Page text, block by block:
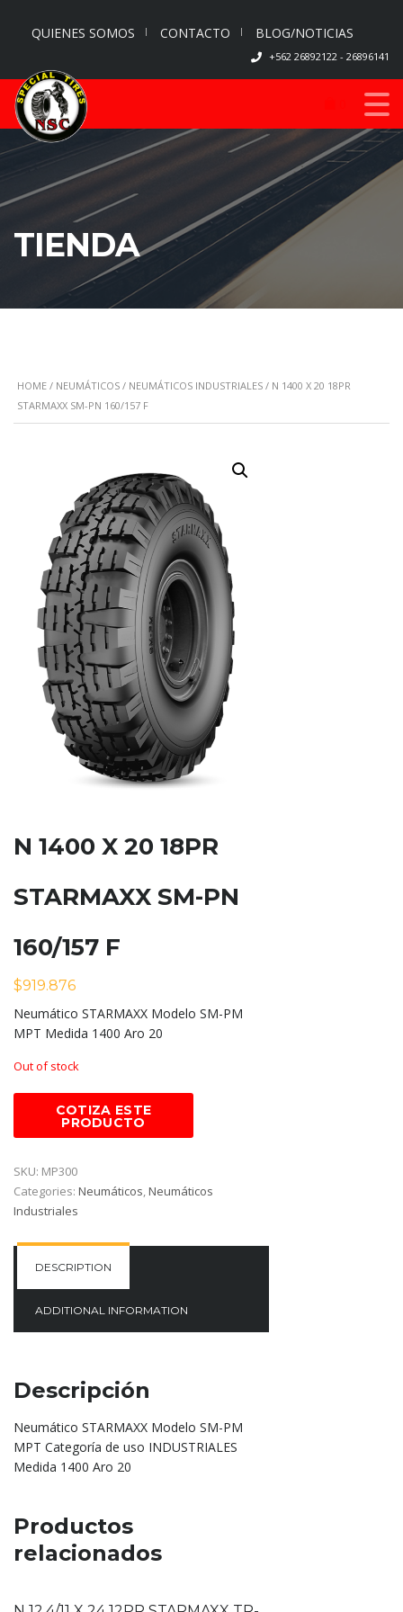
QUIENES SOMOS CONTACTO BLOG/NOTICIAS
+562 26892122 - 26896141
TIENDA
HOME / NEUMÁTICOS / NEUMÁTICOS INDUSTRIALES / N 1400 X 20 18PR
STARMAXX SM-PN 160/157 F
N 1400 X 20 18PR
STARMAXX SM-PN
160/157 F
$919.876
Neumático STARMAXX Modelo SM-PM
MPT Medida 1400 Aro 20
Out of stock
SKU: MP300
Categories: Neumáticos,Neumáticos
Industriales
DESCRIPTION
ADDITIONAL INFORMATION
Descripción
Neumático STARMAXX Modelo SM-PM
MPT Categoría de uso INDUSTRIALES
Medida 1400 Aro 20
Productos
relacionados